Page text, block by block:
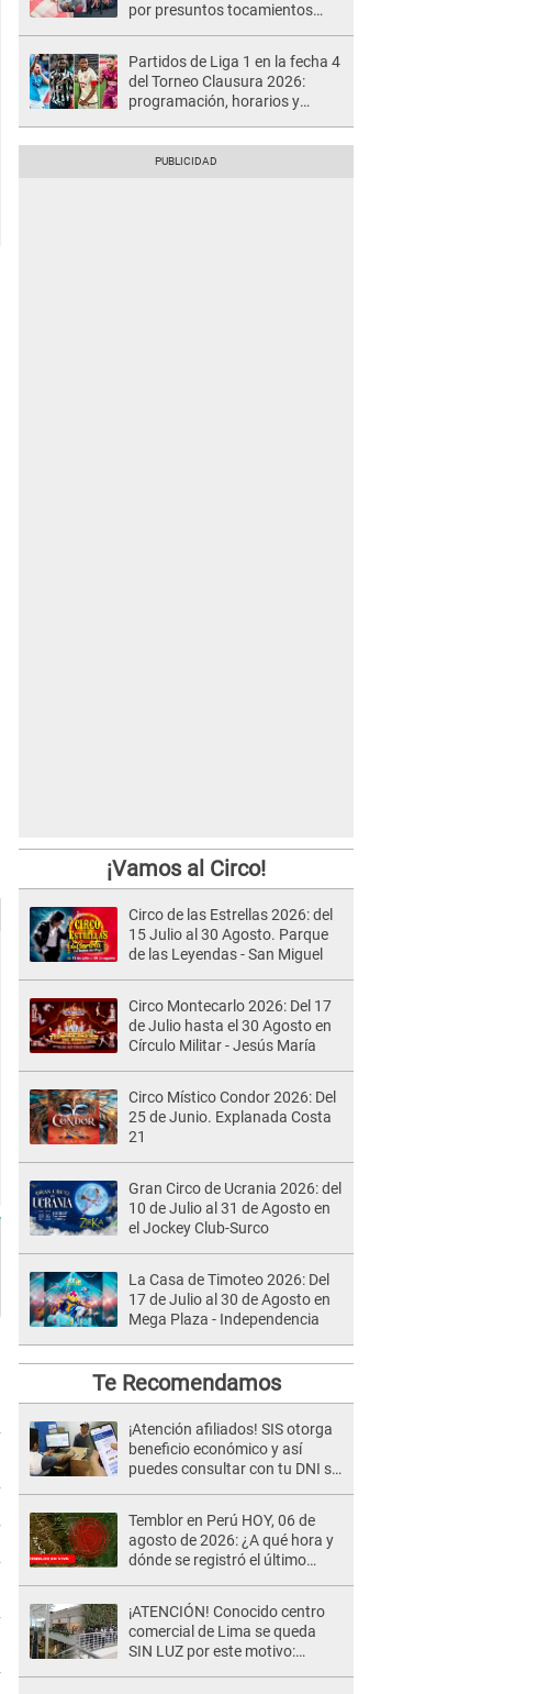
por presuntos tocamientos
Partidos de Liga 1 en la fecha 4
del Torneo Clausura 2026:
programación, horarios y
¡Vamos al Circo!
Circo de las Estrellas 2026: del
15 Julio al 30 Agosto. Parque
de las Leyendas - San Miguel
Circo Montecarlo 2026: Del 17
de Julio hasta el 30 Agosto en
Círculo Militar - Jesús María
Circo Místico Condor 2026: Del
25 de Junio. Explanada Costa
21
Gran Circo de Ucrania 2026: del
10 de Julio al 31 de Agosto en
el Jockey Club-Surco
La Casa de Timoteo 2026: Del
17 de Julio al 30 de Agosto en
Mega Plaza - Independencia
Te Recomendamos
¡Atención afiliados! SIS otorga
beneficio económico y así
puedes consultar con tu DNI si
Temblor en Perú HOY, 06 de
agosto de 2026: ¿A qué hora y
dónde se registró el último
¡ATENCIÓN! Conocido centro
comercial de Lima se queda
SIN LUZ por este motivo: